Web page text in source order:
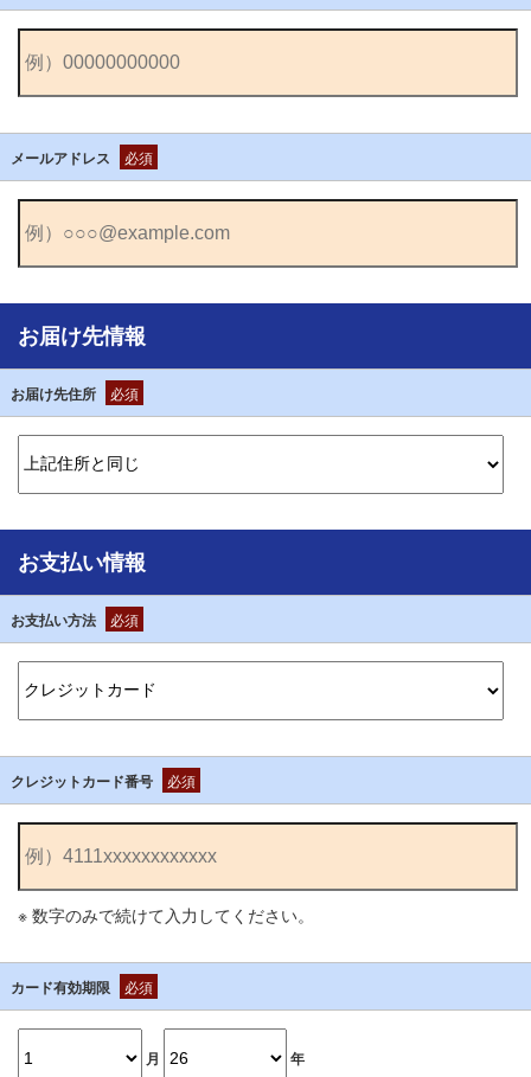
メールアドレス 必須
お届け先情報
お届け先住所 必須
お支払い情報
お支払い方法 必須
クレジットカード番号 必須
※ 数字のみで続けて入力してください。
カード有効期限 必須
月 年